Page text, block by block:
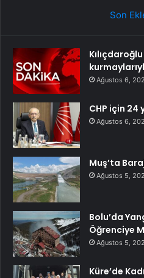
Son
Ağustos 6,
CHP için 24
Ağustos 6,
Muş’ta
Ağustos 5,
Bolu’da
Öğrenciye
Ağustos 5,
Küre’de